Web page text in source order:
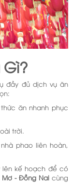
đầy đủ dịch vụ ăn
ăn nhanh phục
trời.
phao liên hoàn,
kế hoạch để có
Mơ - Đồng Nai cùng